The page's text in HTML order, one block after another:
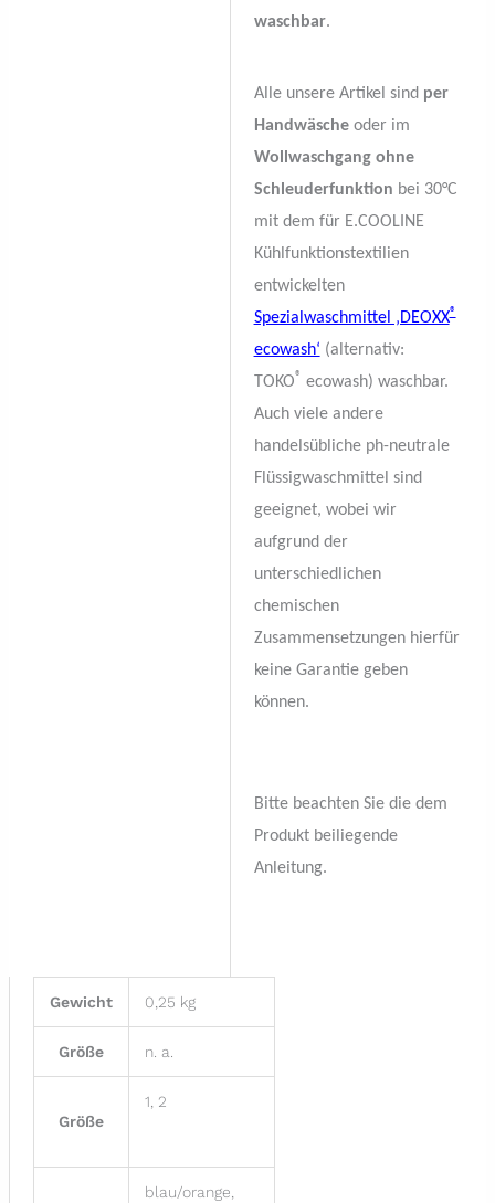
waschbar.
Alle unsere Artikel sind per
Handwäscheoder im
Wollwaschgang ohne
Schleuderfunktion bei 30°C
mit dem für E.COOLINE
Kühlfunktionstextilien
entwickelten
Spezialwaschmittel ‚DEOXX®
ecowash‘ (alternativ:
TOKO® ecowash) waschbar.
Auch viele andere
handelsübliche ph-neutrale
Flüssigwaschmittel sind
geeignet, wobei wir
aufgrund der
unterschiedlichen
chemischen
Zusammensetzungen hierfür
keine Garantie geben
können.
Bitte beachten Sie die dem
Produkt beiliegende
Anleitung.
Gewicht 0,25 kg
Größe n. a.
Größe
1, 2
blau/orange,